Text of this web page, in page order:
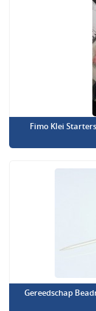
Fimo Klei
Gereedschap